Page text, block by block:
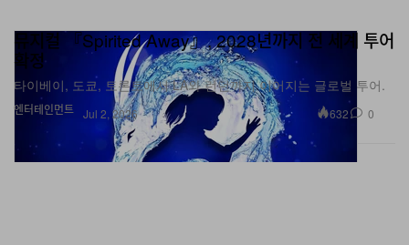
엔터테인먼트
뮤지컬 『Spirited Away』, 2028년까지 전 세계 투어
확정
타이베이, 도쿄, 토론토에서 LA와 런던까지 이어지는 글로벌 투어.
Jul 2, 2026 632 0